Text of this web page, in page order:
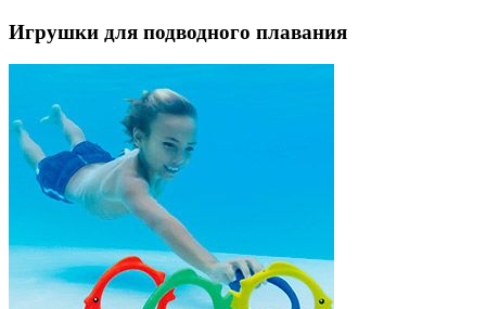
Игрушки для подводного плавания